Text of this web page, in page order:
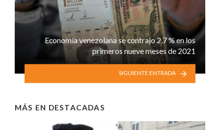
Economía venezolana se contrajo 2,7 % en los
primeros nueve meses de 2021
SIGUIENTE ENTRADA
MÁS EN DESTACADAS